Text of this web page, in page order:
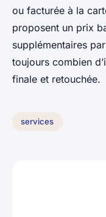
ou facturée à la
proposent un prix
supplémentaires
toujours combien
finale et retouchée.
services